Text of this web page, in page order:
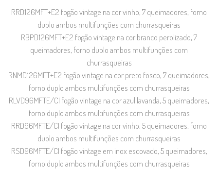
RRD126MFT+E2 fogão vintage na cor vinho, 7 queimadores, forno
duplo ambos multifunções com churrasqueiras
RBPD126MFT+E2 fogão vintage na cor branco perolizado, 7
queimadores, forno duplo ambos multifunções com
churrasqueiras
RNMD126MFT+E2 fogão vintage na cor preto fosco, 7 queimadores,
forno duplo ambos multifunções com churrasqueiras
RLVD96MFTE/CI fogão vintage na cor azul lavanda, 5 queimadores,
forno duplo ambos multifunções com churrasqueiras
RRD96MFTE/CI fogão vintage na cor vinho, 5 queimadores, forno
duplo ambos multifunções com churrasqueiras
RSD96MFTE/CI fogão vintage em inox escovado, 5 queimadores,
forno duplo ambos multifunções com churrasqueiras